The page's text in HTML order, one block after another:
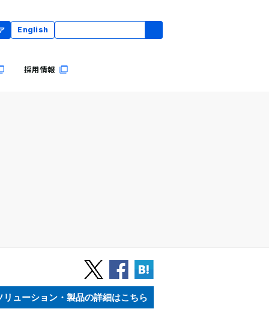
English
採用情報
リューション・製品の詳細はこちら